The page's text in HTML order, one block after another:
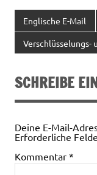
Englische E-Mail
Verschlüsselungs-
SCHREIBE
Deine E-Mail-
Erforderliche
Kommentar *